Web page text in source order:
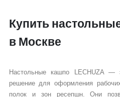
Купить
в Москве
Настольные кашпо LECHUZA —
решение для оформления
полок и зон ресепшн. Они